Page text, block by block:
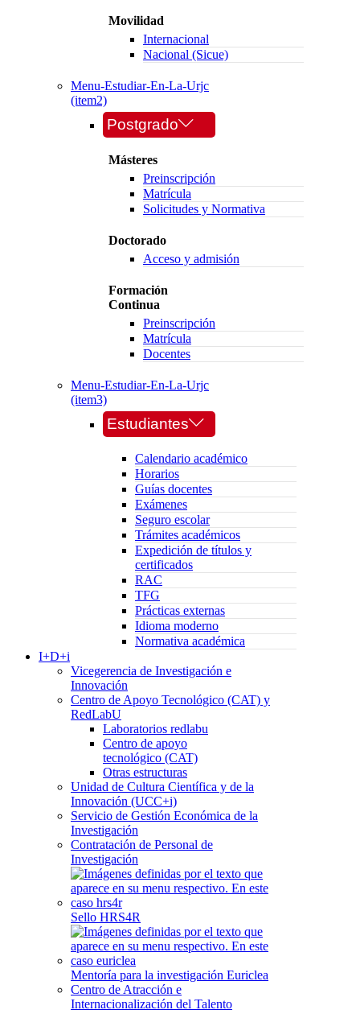
Movilidad
Internacional
Nacional (Sicue)
Menu-Estudiar-En-La-Urjc
(item2)
Postgrado
Másteres
Preinscripción
Matrícula
Solicitudes y Normativa
Doctorado
Acceso y admisión
Formación
Continua
Preinscripción
Matrícula
Docentes
Menu-Estudiar-En-La-Urjc
(item3)
Estudiantes
Calendario académico
Horarios
Guías docentes
Exámenes
Seguro escolar
Trámites académicos
Expedición de títulos y
certificados
RAC
TFG
Prácticas externas
Idioma moderno
Normativa académica
I+D+i
Vicegerencia de Investigación e
Innovación
Centro de Apoyo Tecnológico (CAT) y
RedLabU
Laboratorios redlabu
Centro de apoyo
tecnológico (CAT)
Otras estructuras
Unidad de Cultura Científica y de la
Innovación (UCC+i)
Servicio de Gestión Económica de la
Investigación
Contratación de Personal de
Investigación
Sello HRS4R
Mentoría para la investigación Euriclea
Centro de Atracción e
Internacionalización del Talento